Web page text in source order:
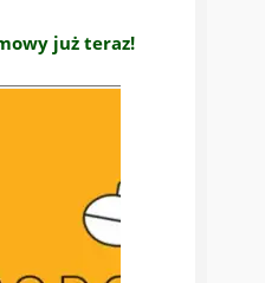
już teraz!